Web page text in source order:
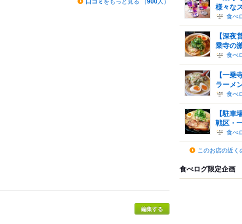
様々な
食べ
【深夜
乗寺の
食べ
【一乗
ラーメ
食べ
【駐車
戦区・
食べ
このお店の近
食べログ限定企画